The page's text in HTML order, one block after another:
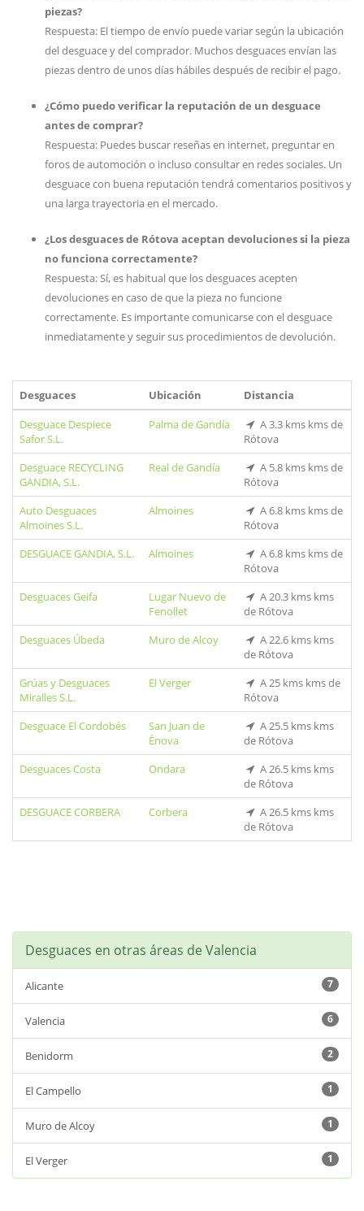
piezas?
Respuesta: El tiempo de envío puede variar según la ubicación
del desguace y del comprador. Muchos desguaces envían las
piezas dentro de unos días hábiles después de recibir el pago.
¿Cómo puedo verificar la reputación de un desguace
antes de comprar?
Respuesta: Puedes buscar reseñas en internet, preguntar en
foros de automoción o incluso consultar en redes sociales. Un
desguace con buena reputación tendrá comentarios positivos y
una larga trayectoria en el mercado.
¿Los desguaces de Rótova aceptan devoluciones si la pieza
no funciona correctamente?
Respuesta: Sí, es habitual que los desguaces acepten
devoluciones en caso de que la pieza no funcione
correctamente. Es importante comunicarse con el desguace
inmediatamente y seguir sus procedimientos de devolución.
Desguaces Ubicación
Distancia
Desguace Despiece
Safor S.L.
Palma de Gandía
A 3.3 kms kms de
Rótova
Desguace RECYCLING
GANDIA, S.L.
Real de Gandía
A 5.8 kms kms de
Rótova
Auto Desguaces
Almoines S.L.
Almoines
A 6.8 kms kms de
Rótova
DESGUACE GANDIA, S.L.
Almoines
A 6.8 kms kms de
Rótova
Desguaces Geifa
Lugar Nuevo de
Fenollet
A 20.3 kms kms
de Rótova
Desguaces Úbeda
Muro de Alcoy
A 22.6 kms kms
de Rótova
Grúas y Desguaces
Miralles S.L.
El Verger
A 25 kms kms de
Rótova
Desguace El Cordobés
San Juan de
Énova
A 25.5 kms kms
de Rótova
Desguaces Costa
Ondara
A 26.5 kms kms
de Rótova
DESGUACE CORBERA
Corbera
A 26.5 kms kms
de Rótova
Desguaces en otras áreas de Valencia
Alicante 7
Valencia 6
Benidorm 2
El Campello 1
Muro de Alcoy 1
El Verger 1